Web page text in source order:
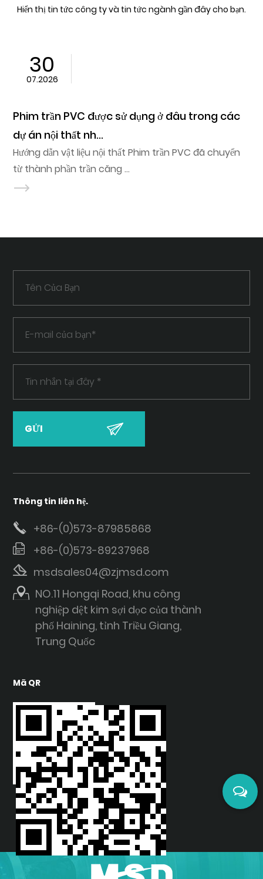
Hiển thị tin tức công ty và tin tức ngành gần đây cho bạn.
PVC được sử dụng ở đâu trong các
thất nh...
thất Phim trần PVC đã chuyển
trần căng ...
Điều gì
Hướng dẫn vật
Thông tin liên hệ.
+86-(0)573-87985868
+86-(0)573-89237968
msdsales04@zjmsd.com
NO.11 Hongqi Road, khu công
nghiệp dệt kim sợi dọc của thành
phố Haining, tỉnh Triều Giang,
Trung Quốc
Mã QR